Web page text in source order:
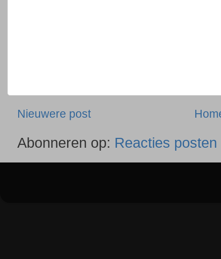
Nieuwere post
Abonneren op: Reacties